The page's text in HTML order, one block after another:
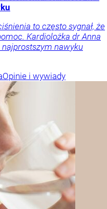
to często sygnał, że
Kardiolożka dr Anna
nawyku
Opinie i wywiady